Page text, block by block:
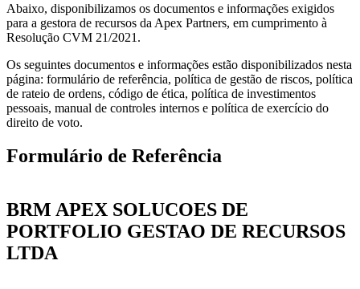
Abaixo, disponibilizamos os documentos e informações exigidos
para a gestora de recursos da Apex Partners, em cumprimento à
Resolução CVM 21/2021.
Os seguintes documentos e informações estão disponibilizados nesta
página: formulário de referência, política de gestão de riscos, política
de rateio de ordens, código de ética, política de investimentos
pessoais, manual de controles internos e política de exercício do
direito de voto.
Formulário de Referência
BRM APEX SOLUCOES DE
PORTFOLIO GESTAO DE RECURSOS
LTDA